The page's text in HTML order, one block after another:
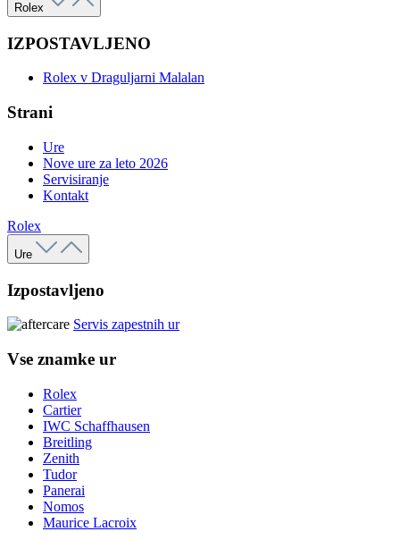
Rolex
IZPOSTAVLJENO
Rolex v Draguljarni Malalan
Strani
Ure
Nove ure za leto 2026
Servisiranje
Kontakt
Rolex
Ure
Izpostavljeno
Servis zapestnih ur
Vse znamke ur
Rolex
Cartier
IWC Schaffhausen
Breitling
Zenith
Tudor
Panerai
Nomos
Maurice Lacroix